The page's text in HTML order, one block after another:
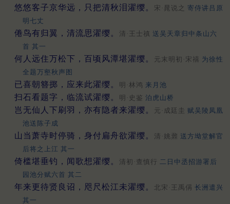
悠悠客子京华远，只把清秋泪濯缨。 宋·晁说之 寄侍讲吕原
明七丈
倦鸟有归翼，清流思濯缨。 清·王士禛 送吴天章归中条山六
首 其一
何人远住万松下，百顷风潭堪濯缨。 元末明初·宋禧 为徐性
全题万壑秋声图
已喜朝簪掷，应来此濯缨。 明·林鸿 来月池
扫石看题字，临流试濯缨。 明·史鉴 泊虎山桥
岂无仙人下刷羽，亦有隐者来濯缨。 元·成廷圭 赋吴陵凤凰
池送陈子成
山当萧寺时停骑，身付扁舟欲濯缨。 清·姚鼐 送方坳堂解官
后将之上江 其一
倚槛堪垂钓，闻歌想濯缨。 清初·查慎行 二日中丞招游署后
园池分赋六首 其二
年来更待贤良诏，咫尺松江未濯缨。 北宋·王禹偁 长洲遣兴
其一